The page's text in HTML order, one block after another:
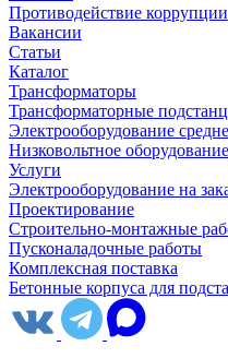
Противодействие коррупции
Вакансии
Статьи
Каталог
Трансформаторы
Трансформаторные
Электрооборудование
Низковольтное оборудование
Услуги
Электрооборудование на
Проектирование
Строительно-монтажные
Пусконаладочные работы
Комплексная поставка
Бетонные корпуса для